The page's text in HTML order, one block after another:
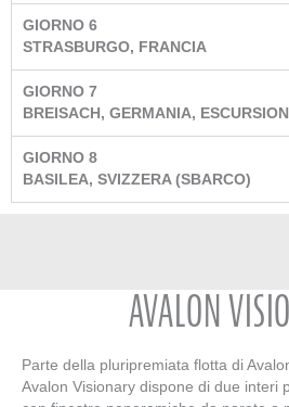
GIORNO 6
STRASBURGO, FRANCIA
GIORNO 7
BREISACH, GERMANIA,
GIORNO 8
BASILEA, SVIZZERA (SBARCO)
AVALON
Parte della pluripremiata flotta di
Avalon Visionary dispone di due interi